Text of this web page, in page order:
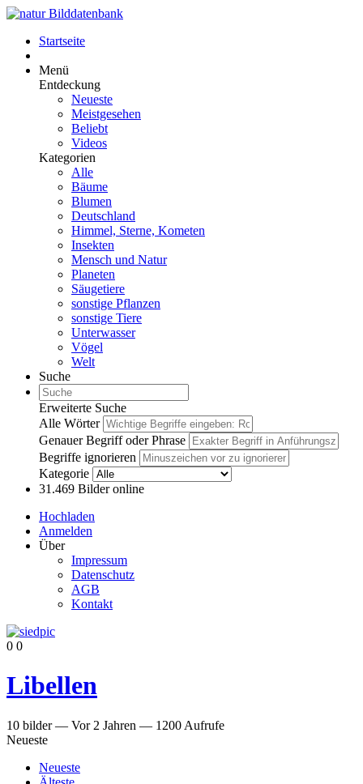
Startseite
Menü
Entdeckung
Neueste
Meistgesehen
Beliebt
Videos
Kategorien
Alle
Bäume
Blumen
Deutschland
Himmel, Sterne, Kometen
Insekten
Mensch und Natur
Planeten
Säugetiere
sonstige Pflanzen
sonstige Tiere
Unterwasser
Vögel
Welt
Suche
Erweiterte Suche
Alle Wörter
Genauer Begriff oder Phrase
Begriffe ignorieren
Kategorie
31.469 Bilder online
Hochladen
Anmelden
Über
Impressum
Datenschutz
AGB
Kontakt
0 0
Libellen
10 bilder— Vor 2 Jahren — 1200 Aufrufe
Neueste
Neueste